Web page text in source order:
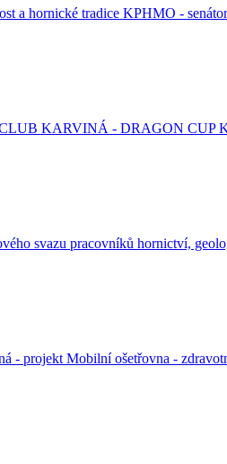
a hornické tradice KPHMO -
KARVINÁ - DRAGON CUP
svazu pracovníků hornictví,
- projekt Mobilní ošetřovna -